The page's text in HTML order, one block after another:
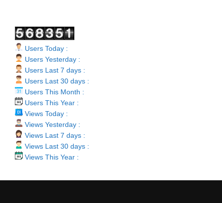
Users Today :
Users Yesterday :
Users Last 7 days :
Users Last 30 days :
Users This Month :
Users This Year :
Views Today :
Views Yesterday :
Views Last 7 days :
Views Last 30 days :
Views This Year :